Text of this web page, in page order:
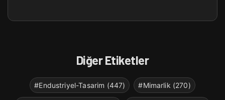
Diğer Etiketler
#Endustriyel-Tasarim (447) #Mimarlik (270)